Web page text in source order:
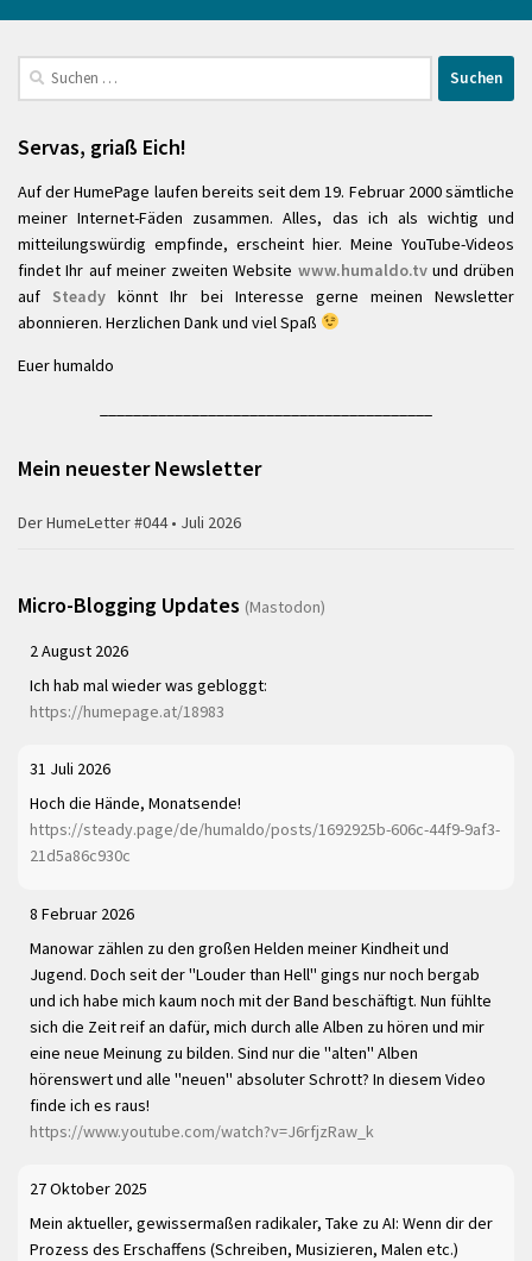
Suchen
nach:
Servas, griaß Eich!
Auf der HumePage laufen bereits seit dem 19. Februar 2000 sämtliche
meiner Internet-Fäden zusammen. Alles, das ich als wichtig und
mitteilungswürdig empfinde, erscheint hier. Meine YouTube-Videos
findet Ihr auf meiner zweiten Website www.humaldo.tvund drüben
auf Steady könnt Ihr bei Interesse gerne meinen Newsletter
abonnieren. Herzlichen Dank und viel Spaß
Euer humaldo
Mein neuester Newsletter
Der HumeLetter #044 • Juli 2026
Micro-Blogging Updates (Mastodon)
2 August 2026
Ich hab mal wieder was gebloggt:
https://humepage.at/18983
31 Juli 2026
Hoch die Hände, Monatsende!
https://steady.page/de/humaldo/posts/1692925b-606c-44f9-9af3-
21d5a86c930c
8 Februar 2026
Manowar zählen zu den großen Helden meiner Kindheit und
Jugend. Doch seit der "Louder than Hell" gings nur noch bergab
und ich habe mich kaum noch mit der Band beschäftigt. Nun fühlte
sich die Zeit reif an dafür, mich durch alle Alben zu hören und mir
eine neue Meinung zu bilden. Sind nur die "alten" Alben
hörenswert und alle "neuen" absoluter Schrott? In diesem Video
finde ich es raus!
https://www.youtube.com/watch?v=J6rfjzRaw_k
27 Oktober 2025
Mein aktueller, gewissermaßen radikaler, Take zu AI: Wenn dir der
Prozess des Erschaffens (Schreiben, Musizieren, Malen etc.)